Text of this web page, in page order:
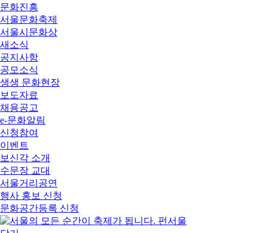
문화진흥
서울문화축제
서울시문화상
새소식
공지사항
공모소식
생생 문화현장
보도자료
채용공고
e-문화알림
신청참여
이벤트
보신각 소개
수문장 교대
서울거리공연
행사 홍보 신청
문화공간등록 신청